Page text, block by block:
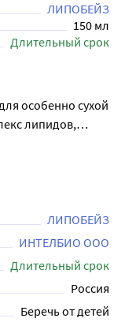
ЛИПОБЕЙЗ
150 мл
Длительный срок
особенно сухой
липидов,
жирных
и
пантенол,
мочевина,
возвращает
вид, а также
на длительный
парабенов и
ЛИПОБЕЙЗ
ИНТЕЛБИО ООО
Длительный срок
Россия
Беречь от детей